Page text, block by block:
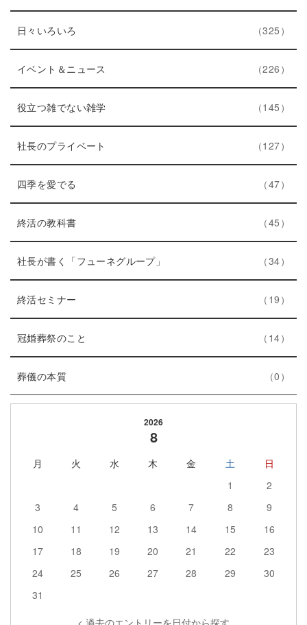
リ
数
ン
リ
数
日々いろいろ
ン
ト
リ
ー
数
325
イベント＆ニュース
ン
ト
リ
数
226
役立つ雑でない雑学エ
ン
リ
数
145
件
社長のプライベート
ン
リ
数
127
四季を愛でる
ン
ト
リ
ー
数
47
終活の教科書エ
ン
ト
リ
数
45
件
社長が書く「フューネグループ」
ン
リ
数
34
終活セミナー
ン
ト
リ
数
19
冠婚葬祭のこと
ン
リ
14
葬儀の本質エ
ン
数
0
件
2026
8
月 火 水 木 金 土
日
1
2
3
4 5 6 7 8
9
10
11 12 13 14 15
16
17
18 19 20 21 22
23
24
25 26 27 28 29
30
31
< 過去のエントリーを日付から探す